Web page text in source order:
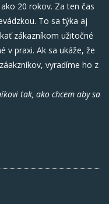
20 rokov. Za ten čas
To sa týka aj
zákazníkom užitočné
v praxi. Ak sa ukáže, že
vyradíme ho z
tak, ako chcem aby sa